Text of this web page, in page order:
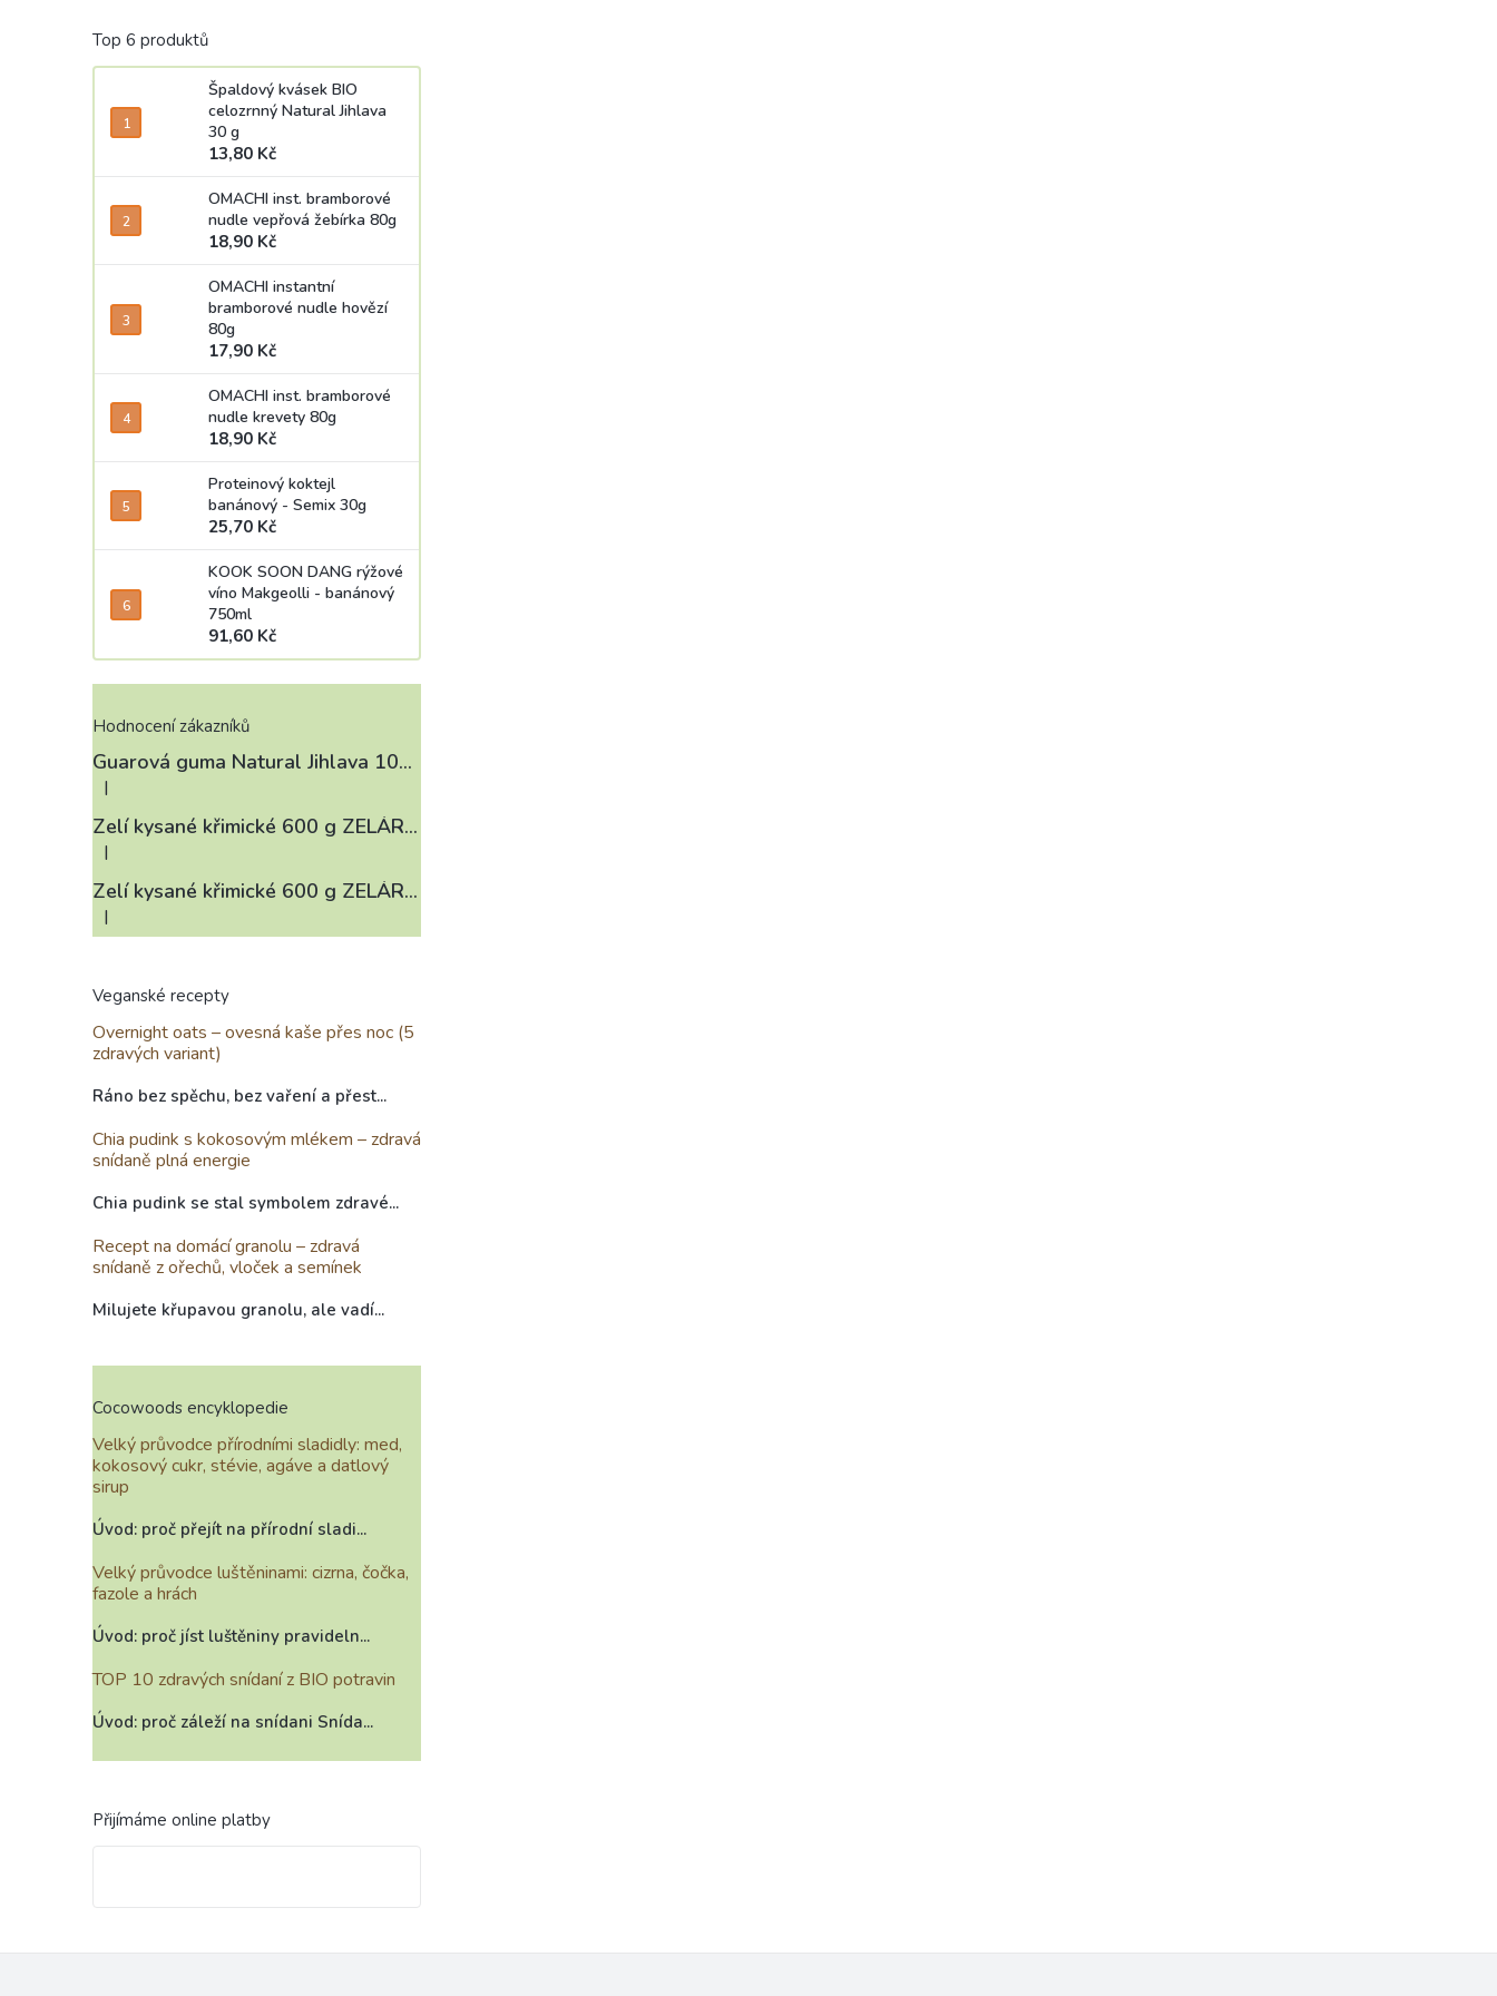
Top 6 produktů
Špaldový kvásek BIO
celozrnný Natural Jihlava
30 g
13,80 Kč
OMACHI inst. bramborové
nudle vepřová žebírka 80g
18,90 Kč
OMACHI instantní
bramborové nudle hovězí
80g
17,90 Kč
OMACHI inst. bramborové
nudle krevety 80g
18,90 Kč
Proteinový koktejl
banánový - Semix 30g
25,70 Kč
KOOK SOON DANG rýžové
víno Makgeolli - banánový
750ml
91,60 Kč
Hodnocení zákazníků
Guarová guma Natural Jihlava 100 g
Hodnocení produktu je 4 z 5 hvězdiček.
|
Zelí kysané křimické 600 g ZELÁRNA LOBKOWICZ
Hodnocení produktu je 3 z 5 hvězdiček.
|
Zelí kysané křimické 600 g ZELÁRNA LOBKOWICZ
Hodnocení produktu je 4 z 5 hvězdiček.
|
Veganské recepty
Overnight oats – ovesná kaše přes noc (5
zdravých variant)
Ráno bez spěchu, bez vaření a přest...
Chia pudink s kokosovým mlékem – zdravá
snídaně plná energie
Chia pudink se stal symbolem zdravé...
Recept na domácí granolu – zdravá
snídaně z ořechů, vloček a semínek
Milujete křupavou granolu, ale vadí...
Cocowoods encyklopedie
Velký průvodce přírodními sladidly: med,
kokosový cukr, stévie, agáve a datlový
sirup
Úvod: proč přejít na přírodní sladi...
Velký průvodce luštěninami: cizrna, čočka,
fazole a hrách
Úvod: proč jíst luštěniny pravideln...
TOP 10 zdravých snídaní z BIO potravin
Úvod: proč záleží na snídani Snída...
Přijímáme online platby